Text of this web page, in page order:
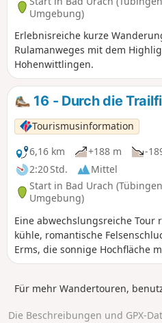
Umgebung)
Erlebnisreiche kurze
Rulamanweges mit dem
Hohenwittlingen.
16 - Durch die
Tourismusinformation
6,16 km
+188 m
-
2:20 Std.
Mittel
Start in Bad Urach
Umgebung)
Eine abwechslungsreiche Tour
kühle, romantische
Erms, die sonnige Hochfläche
Ausblicken, Weidekoppeln mit
Für mehr Wandertouren,
Die Beschreibungen und GPX-